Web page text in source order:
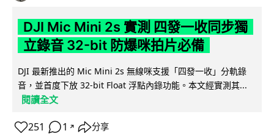
DJI Mic Mini 2s 實測 四發一收同步獨
立錄音 32-bit 防爆咪拍片必備
DJI 最新推出的 Mic Mini 2s 無線咪支援「四發一收」分軌錄
音，並首度下放 32-bit Float 浮點內錄功能。本文經實測其...
閱讀全文
251 1 ↗ 分享